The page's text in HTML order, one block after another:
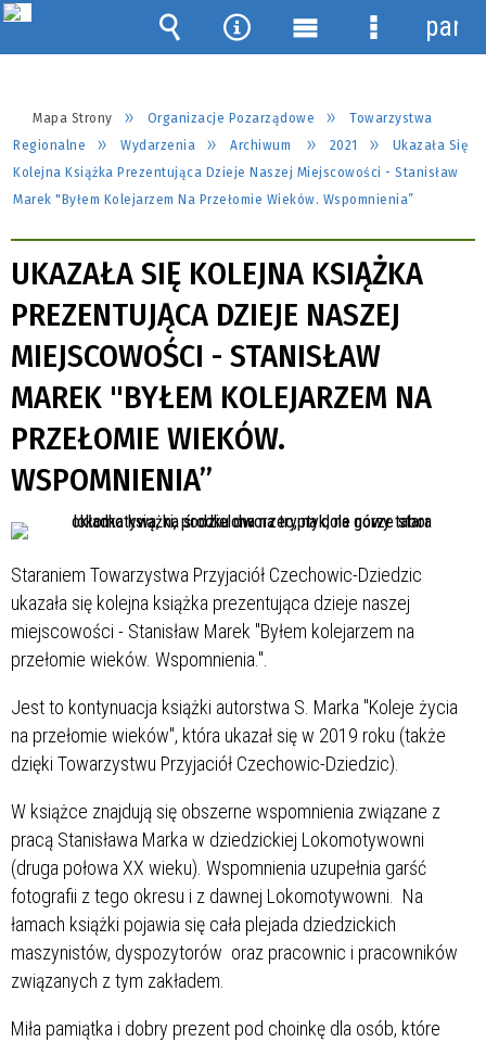
Mapa Strony Organizacje Pozarządowe
Towarzystwa
Regionalne
Wydarzenia Archiwum 2021
Ukazała Się
Kolejna Książka Prezentująca Dzieje Naszej Miejscowości - Stanisław
Marek "Byłem Kolejarzem Na Przełomie Wieków. Wspomnienia”
UKAZAŁA SIĘ KOLEJNA KSIĄŻKA
PREZENTUJĄCA DZIEJE NASZEJ
MIEJSCOWOŚCI - STANISŁAW
MAREK "BYŁEM KOLEJARZEM NA
PRZEŁOMIE WIEKÓW.
WSPOMNIENIA”
Staraniem Towarzystwa Przyjaciół Czechowic-Dziedzic
ukazała się kolejna książka prezentująca dzieje naszej
miejscowości - Stanisław Marek "Byłem kolejarzem na
przełomie wieków. Wspomnienia.".
Jest to kontynuacja książki autorstwa S. Marka "Koleje życia
na przełomie wieków", która ukazał się w 2019 roku (także
dzięki Towarzystwu Przyjaciół Czechowic-Dziedzic).
W książce znajdują się obszerne wspomnienia związane z
pracą Stanisława Marka w dziedzickiej Lokomotywowni
(druga połowa XX wieku). Wspomnienia uzupełnia garść
fotografii z tego okresu i z dawnej Lokomotywowni. Na
łamach książki pojawia się cała plejada dziedzickich
maszynistów, dyspozytorów oraz pracownic i pracowników
związanych z tym zakładem.
Miła pamiątka i dobry prezent pod choinkę dla osób, które
Wyszukiwarka
Narzędzia
Menu Menu
panel